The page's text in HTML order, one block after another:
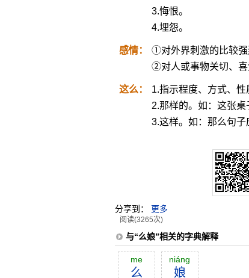
3.悔恨。
4.埋怨。
感情：
①对外界刺激的比较强
②对人或事物关切、喜
这么：
1.指示程度、方式、性
2.那样的。如：这张桌
3.这样。如：那么句子
分享到： 更多
阅读(3265次)
与“么娘”相关的字典解释
me
么
niáng
娘